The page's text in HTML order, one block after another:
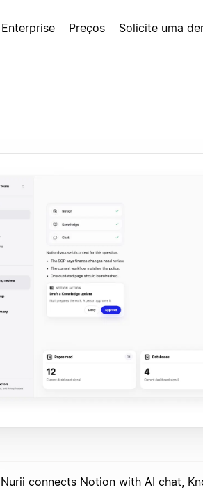
Enterprise Preços Solicite uma
Nurii connects Notion with AI chat,